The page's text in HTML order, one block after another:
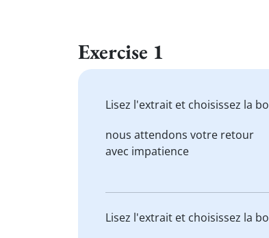
Exercise 1
Lisez l'extrait et choisissez la
nous attendons votre retour
avec impatience
Lisez l'extrait et choisissez la